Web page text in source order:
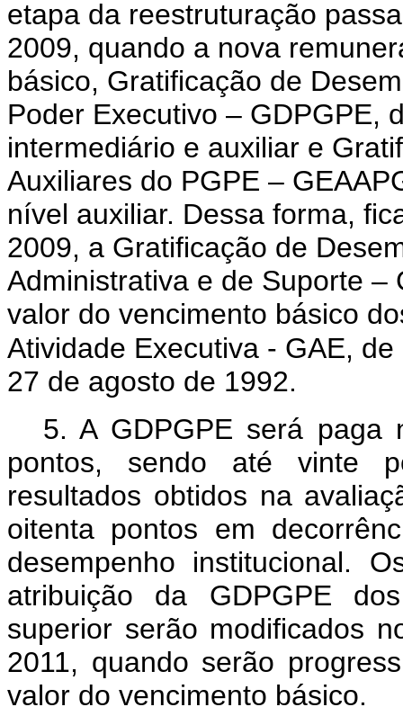
etapa da reestruturação
2009, quando a nova
básico, Gratificação de
Poder Executivo – GDPGPE,
intermediário e auxiliar e
Auxiliares do PGPE –
nível auxiliar. Dessa forma,
2009, a Gratificação de
Administrativa e de Suporte –
valor do vencimento básico
Atividade Executiva - GAE,
27 de agosto de 1992.
5. A GDPGPE será paga
pontos, sendo até vinte
resultados obtidos na
oitenta pontos em
desempenho institucional.
atribuição da GDPGPE
superior serão modificados
2011, quando serão
valor do vencimento básico.